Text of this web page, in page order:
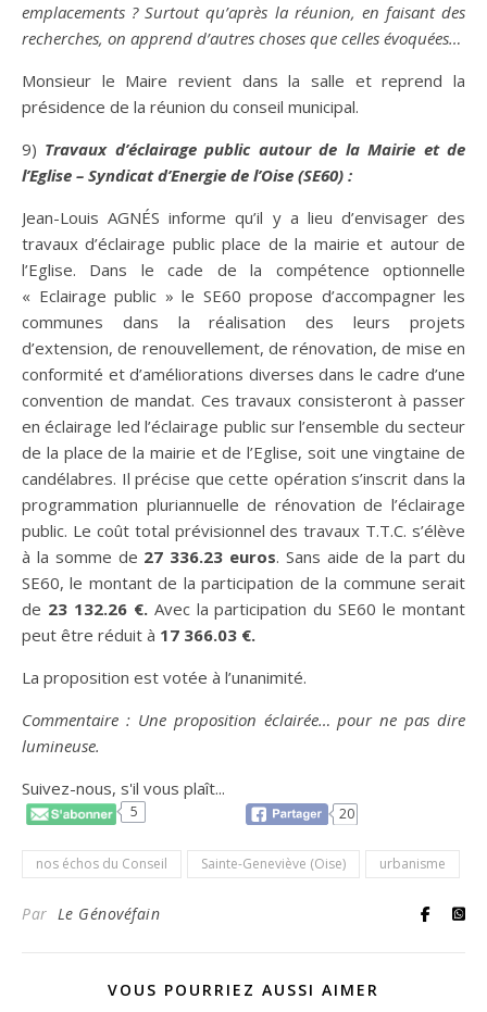
emplacements ? Surtout qu’après la réunion, en faisant des
recherches, on apprend d’autres choses que celles évoquées…
Monsieur le Maire revient dans la salle et reprend la
présidence de la réunion du conseil municipal.
9) Travaux d’éclairage public autour de la Mairie et de
l’Eglise – Syndicat d’Energie de l’Oise (SE60) :
Jean-Louis AGNÉS informe qu’il y a lieu d’envisager des
travaux d’éclairage public place de la mairie et autour de
l’Eglise. Dans le cade de la compétence optionnelle
« Eclairage public » le SE60 propose d’accompagner les
communes dans la réalisation des leurs projets
d’extension, de renouvellement, de rénovation, de mise en
conformité et d’améliorations diverses dans le cadre d’une
convention de mandat. Ces travaux consisteront à passer
en éclairage led l’éclairage public sur l’ensemble du secteur
de la place de la mairie et de l’Eglise, soit une vingtaine de
candélabres. Il précise que cette opération s’inscrit dans la
programmation pluriannuelle de rénovation de l’éclairage
public. Le coût total prévisionnel des travaux T.T.C. s’élève
à la somme de 27 336.23 euros. Sans aide de la part du
SE60, le montant de la participation de la commune serait
de 23 132.26 €. Avec la participation du SE60 le montant
peut être réduit à 17 366.03 €.
La proposition est votée à l’unanimité.
Commentaire : Une proposition éclairée… pour ne pas dire
lumineuse.
Suivez-nous, s'il vous plaît...
5 20
nos échos du Conseil Sainte-Geneviève (Oise) urbanisme
Par Le Génovéfain
VOUS POURRIEZ AUSSI AIMER